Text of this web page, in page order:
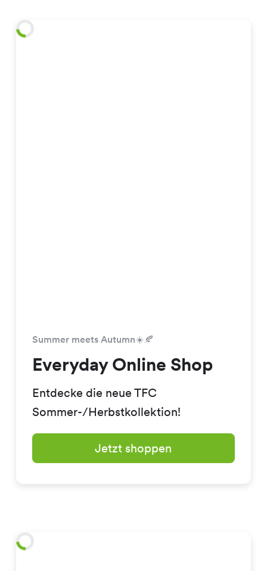
Summer meets Autumn☀️🍂
Everyday Online Shop
Entdecke die neue TFC
Sommer-/Herbstkollektion!
Jetzt shoppen